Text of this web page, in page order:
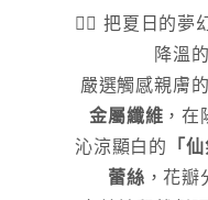
🧚‍♀️ 把夏日的夢
降溫
嚴選觸感親膚
金屬纖維 ，
沁涼顯白的
「
蕾絲 ，花